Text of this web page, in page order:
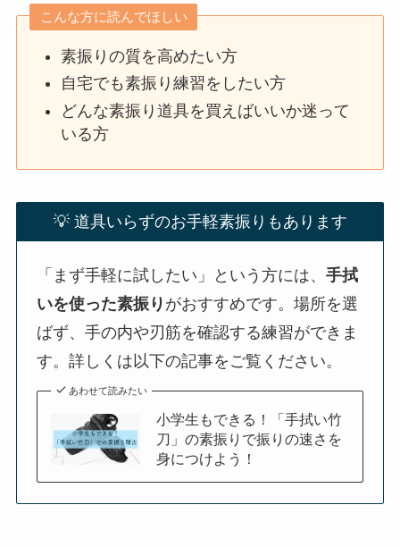
こんな方に読んでほしい
素振りの質を高めたい方
自宅でも素振り練習をしたい方
どんな素振り道具を買えばいいか迷って
いる方
💡 道具いらずのお手軽素振りもあります
「まず手軽に試したい」という方には、手拭
いを使った素振り がおすすめです。場所を選
ばず、手の内や刃筋を確認する練習ができま
す。詳しくは以下の記事をご覧ください。
あわせて読みたい
小学生もできる！「手拭い竹
刀」の素振りで振りの速さを
身につけよう！